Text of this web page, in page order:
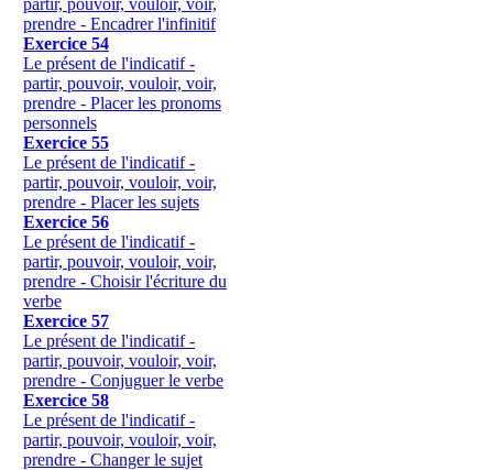
prendre - Encadrer l'infinitif
Exercice 54
Le présent de l'indicatif -
partir, pouvoir, vouloir, voir,
prendre - Placer les pronoms
personnels
Exercice 55
Le présent de l'indicatif -
partir, pouvoir, vouloir, voir,
prendre - Placer les sujets
Exercice 56
Le présent de l'indicatif -
partir, pouvoir, vouloir, voir,
prendre - Choisir l'écriture du
verbe
Exercice 57
Le présent de l'indicatif -
partir, pouvoir, vouloir, voir,
prendre - Conjuguer le verbe
Exercice 58
Le présent de l'indicatif -
partir, pouvoir, vouloir, voir,
prendre - Changer le sujet